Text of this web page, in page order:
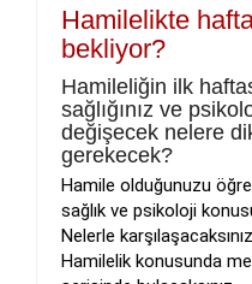
Hamilelikte
bekliyor?
Hamileliğin ilk
sağlığınız ve
değişecek nelere
gerekecek?
Hamile olduğunuzu
sağlık ve psikoloji
Nelerle
Hamilelik konusunda